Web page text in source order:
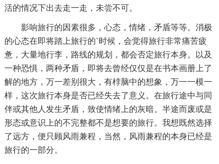
活的情况下出去走一走，未尝不可。
影响旅行的因素很多，心态，情绪，矛盾等等。消极
的心态在即将踏上旅行的`时候，会觉得旅行非常痛苦疲
惫，大量地行李，路线的规划，都会否定旅行本身。以及
一种恐惧，两种矛盾，即将去曾经仅仅是在书本画册上了
解的地方，万一差别很大，有桲脑中的想象，万一一模一
样，这次旅行本身是否已经失去了意义。在旅行途中与同
伴或其他人发生矛盾，致使情绪上的灰暗。半途而废或是
形态或意识上的不完整都不是想要的旅行。我想既然选择
了远方，便只顾风雨兼程，当然，风雨兼程的本身已经是
旅行的一部分。